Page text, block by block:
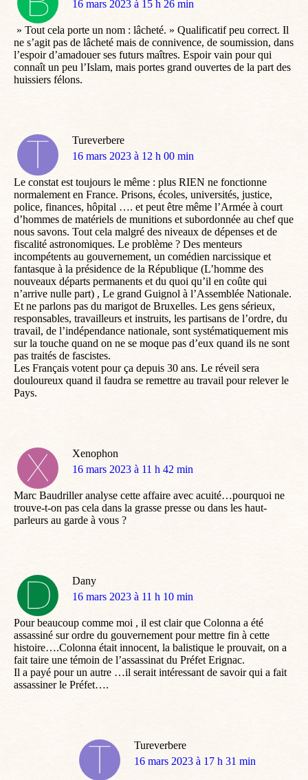
dit
16 mars 2023 à 15 h 26 min
» Tout cela porte un nom : lâcheté. » Qualificatif peu correct. Il
ne s’agit pas de lâcheté mais de connivence, de soumission, dans
l’espoir d’amadouer ses futurs maîtres. Espoir vain pour qui
connaît un peu l’Islam, mais portes grand ouvertes de la part des
huissiers félons.
Tureverbere
dit
16 mars 2023 à 12 h 00 min
Le constat est toujours le même : plus RIEN ne fonctionne
normalement en France. Prisons, écoles, universités, justice,
police, finances, hôpital …. et peut être même l’Armée à court
d’hommes de matériels de munitions et subordonnée au chef que
nous savons. Tout cela malgré des niveaux de dépenses et de
fiscalité astronomiques. Le problème ? Des menteurs
incompétents au gouvernement, un comédien narcissique et
fantasque à la présidence de la République (L’homme des
nouveaux départs permanents et du quoi qu’il en coûte qui
n’arrive nulle part) , Le grand Guignol à l’Assemblée Nationale.
Et ne parlons pas du marigot de Bruxelles. Les gens sérieux,
responsables, travailleurs et instruits, les partisans de l’ordre, du
travail, de l’indépendance nationale, sont systématiquement mis
sur la touche quand on ne se moque pas d’eux quand ils ne sont
pas traités de fascistes.
Les Français votent pour ça depuis 30 ans. Le réveil sera
douloureux quand il faudra se remettre au travail pour relever le
Pays.
Xenophon
dit
16 mars 2023 à 11 h 42 min
Marc Baudriller analyse cette affaire avec acuité…pourquoi ne
trouve-t-on pas cela dans la grasse presse ou dans les haut-
parleurs au garde à vous ?
Dany
dit
16 mars 2023 à 11 h 10 min
Pour beaucoup comme moi , il est clair que Colonna a été
assassiné sur ordre du gouvernement pour mettre fin à cette
histoire….Colonna était innocent, la balistique le prouvait, on a
fait taire une témoin de l’assassinat du Préfet Erignac.
Il a payé pour un autre …il serait intéressant de savoir qui a fait
assassiner le Préfet….
Tureverbere
dit
16 mars 2023 à 17 h 31 min